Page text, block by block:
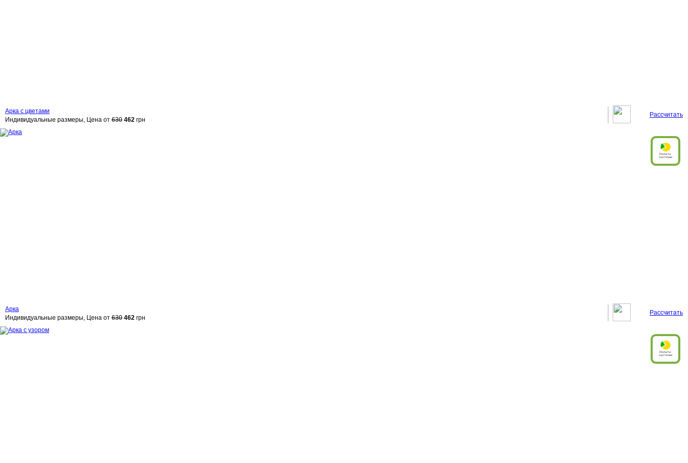
Арка с цветами
Индивидуальные размеры, Цена от 630 462 грн
Рассчитать
Арка
Индивидуальные размеры, Цена от 630 462 грн
Рассчитать